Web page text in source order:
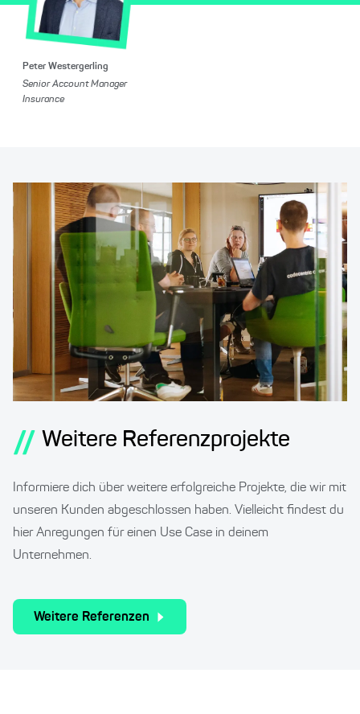
Peter Westergerling
Senior Account Manager
Insurance
// Weitere Referenzprojekte
Informiere dich über weitere erfolgreiche Projekte, die wir mit
unseren Kunden abgeschlossen haben. Vielleicht findest du
hier Anregungen für einen Use Case in deinem
Unternehmen.
Weitere Referenzen